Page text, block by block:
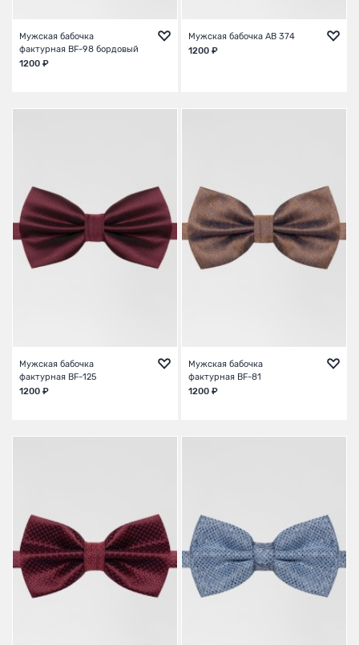
Мужская бабочка
фактурная BF-98 бордовый
1200 ₽
Мужская бабочка AB 374
1200 ₽
Мужская бабочка
фактурная BF-125
1200 ₽
Мужская бабочка
фактурная BF-81
1200 ₽